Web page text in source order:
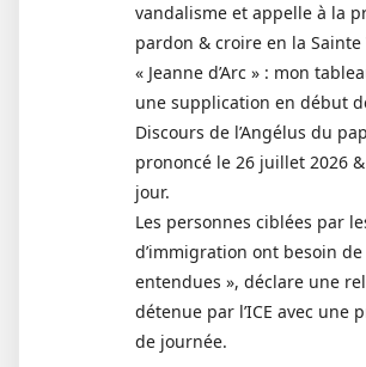
vandalisme et appelle à la
pardon & croire en la Sainte
« Jeanne d’Arc » : mon
une supplication en début
Discours de l’Angélus du
prononcé le 26 juillet 2026
jour.
Les personnes ciblées par
d’immigration ont besoin de
entendues », déclare une
détenue par l’ICE avec une
de journée.